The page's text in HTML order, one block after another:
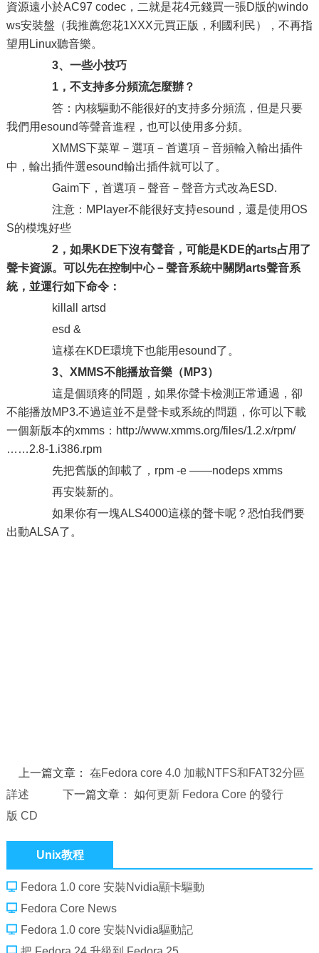
資源遠小於AC97 codec，二就是花4元錢買一張D版的windo
ws安裝盤（我推薦您花1XXX元買正版，利國利民），不再指
望用Linux聽音樂。
3、一些小技巧
1，不支持多分頻流怎麼辦？
答：內核驅動不能很好的支持多分頻流，但是只要
我們用esound等聲音進程，也可以使用多分頻。
XMMS下菜單－選項－首選項－音頻輸入輸出插件
中，輸出插件選esound輸出插件就可以了。
Gaim下，首選項－聲音－聲音方式改為ESD.
注意：MPlayer不能很好支持esound，還是使用OS
S的模塊好些
2，如果KDE下沒有聲音，可能是KDE的arts占用了
聲卡資源。可以先在控制中心－聲音系統中關閉arts聲音系
統，並運行如下命令：
killall artsd
esd &
這樣在KDE環境下也能用esound了。
3、XMMS不能播放音樂（MP3）
這是個頭疼的問題，如果你聲卡檢測正常通過，卻
不能播放MP3.不過這並不是聲卡或系統的問題，你可以下載
一個新版本的xmms：http://www.xmms.org/files/1.2.x/rpm/
……2.8-1.i386.rpm
先把舊版的卸載了，rpm -e ——nodeps xmms
再安裝新的。
如果你有一塊ALS4000這樣的聲卡呢？恐怕我們要
出動ALSA了。
上一篇文章：在Fedora core 4.0 加載NTFS和FAT32分區
詳述
下一篇文章： 如何更新 Fedora Core 的發行
版 CD
Unix教程
Fedora 1.0 core 安裝Nvidia顯卡驅動
Fedora Core News
Fedora 1.0 core 安裝Nvidia驅動記